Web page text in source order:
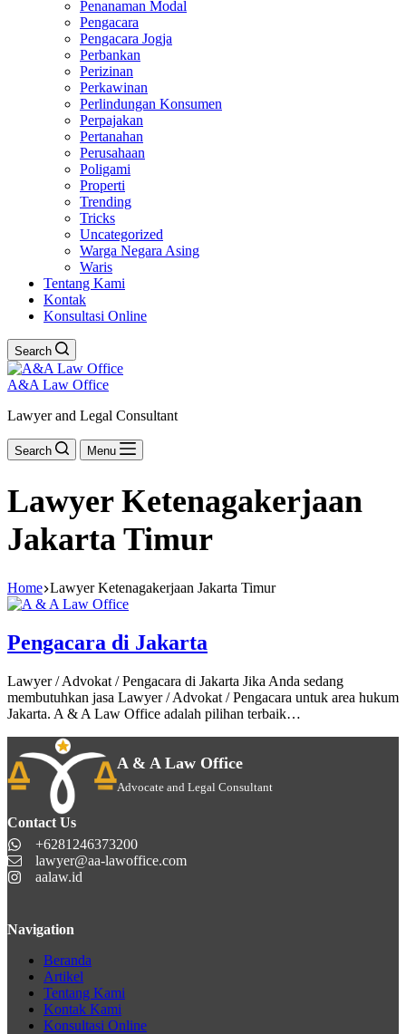
Penanaman Modal
Pengacara
Pengacara Jogja
Perbankan
Perizinan
Perkawinan
Perlindungan Konsumen
Perpajakan
Pertanahan
Perusahaan
Poligami
Properti
Trending
Tricks
Uncategorized
Warga Negara Asing
Waris
Tentang Kami
Kontak
Konsultasi Online
Search
A&A Law Office
Lawyer and Legal Consultant
Search Menu
Lawyer Ketenagakerjaan
Jakarta Timur
Home Lawyer Ketenagakerjaan Jakarta Timur
Pengacara di Jakarta
Lawyer / Advokat / Pengacara di Jakarta Jika Anda sedang
membutuhkan jasa Lawyer / Advokat / Pengacara untuk area hukum
Jakarta. A & A Law Office adalah pilihan terbaik…
A & A Law Office
Advocate and Legal Consultant
Contact Us
+6281246373200
lawyer@aa-lawoffice.com
aalaw.id
Navigation
Beranda
Artikel
Tentang Kami
Kontak Kami
Konsultasi Online